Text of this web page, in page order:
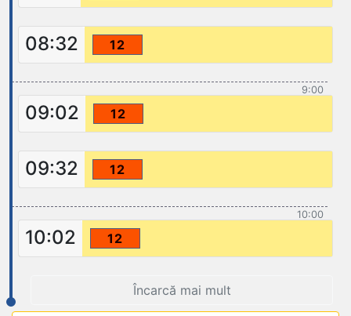
08:32 12
9:00
09:02 12
09:32 12
10:00
10:02 12
Încarcă mai mult